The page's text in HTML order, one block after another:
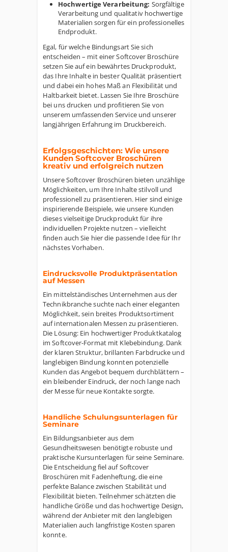
Hochwertige Verarbeitung: Sorgfältige
Verarbeitung und qualitativ hochwertige
Materialien sorgen für ein professionelles
Endprodukt.
Egal, für welche Bindungsart Sie sich
entscheiden – mit einer Softcover Broschüre
setzen Sie auf ein bewährtes Druckprodukt,
das Ihre Inhalte in bester Qualität präsentiert
und dabei ein hohes Maß an Flexibilität und
Haltbarkeit bietet. Lassen Sie Ihre Broschüre
bei uns drucken und profitieren Sie von
unserem umfassenden Service und unserer
langjährigen Erfahrung im Druckbereich.
Erfolgsgeschichten: Wie unsere
Kunden Softcover Broschüren
kreativ und erfolgreich nutzen
Unsere Softcover Broschüren bieten unzählige
Möglichkeiten, um Ihre Inhalte stilvoll und
professionell zu präsentieren. Hier sind einige
inspirierende Beispiele, wie unsere Kunden
dieses vielseitige Druckprodukt für ihre
individuellen Projekte nutzen – vielleicht
finden auch Sie hier die passende Idee für Ihr
nächstes Vorhaben.
Eindrucksvolle Produktpräsentation
auf Messen
Ein mittelständisches Unternehmen aus der
Technikbranche suchte nach einer eleganten
Möglichkeit, sein breites Produktsortiment
auf internationalen Messen zu präsentieren.
Die Lösung: Ein hochwertiger Produktkatalog
im Softcover-Format mit Klebebindung. Dank
der klaren Struktur, brillanten Farbdrucke und
langlebigen Bindung konnten potenzielle
Kunden das Angebot bequem durchblättern –
ein bleibender Eindruck, der noch lange nach
der Messe für neue Kontakte sorgte.
Handliche Schulungsunterlagen für
Seminare
Ein Bildungsanbieter aus dem
Gesundheitswesen benötigte robuste und
praktische Kursunterlagen für seine Seminare.
Die Entscheidung fiel auf Softcover
Broschüren mit Fadenheftung, die eine
perfekte Balance zwischen Stabilität und
Flexibilität bieten. Teilnehmer schätzten die
handliche Größe und das hochwertige Design,
während der Anbieter mit den langlebigen
Materialien auch langfristige Kosten sparen
konnte.